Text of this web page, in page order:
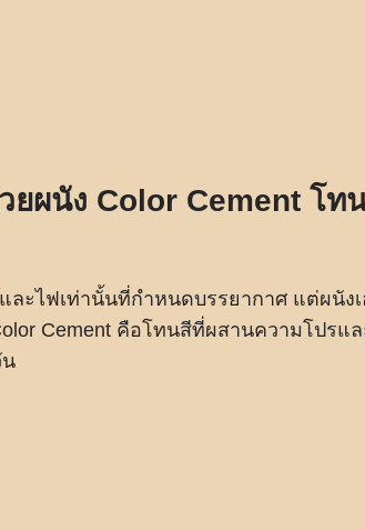
ยผนัง Color Cement โท
ะไฟเท่านั้นที่กำหนดบรรยากาศ แต่ผนัง
Cement คือโทนสีที่ผสานความโปรแ